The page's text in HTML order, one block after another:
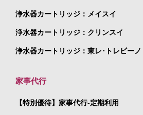
浄水器カートリッジ：メイスイ
浄水器カートリッジ：クリンスイ
浄水器カートリッジ：東レ･トレビーノ
家事代行
【特別優待】家事代行-定期利用